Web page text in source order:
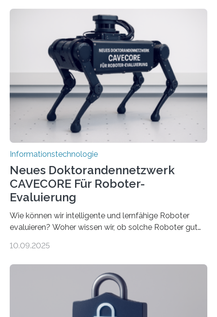
stellt die heutige Computertechnik vor
Herausforderungen. Herkömmliche Silizium-
Prozessoren stoßen an ihre Grenzen: Sie verbrauchen
viel Energie, die Speicher- und Verarbeitungseinheiten
sind voneinander getrennt und die Datenübertragung
bremst komplexe Anwendungen aus. Da KI-Modelle
immer größer werden und riesige Datenmengen
verarbeiten müssen, steigt der Bedarf an neuen
Rechenarchitekturen. Neben Quantencomputern
rücken dabei insbesondere…
Informationstechnologie
Neues Doktorandennetzwerk
CAVECORE Für Roboter-
Evaluierung
Wie können wir intelligente und lernfähige Roboter
evaluieren? Woher wissen wir, ob solche Roboter gut
sich CAVECORE – ein neues Marie Skłodowska-Curie
koordiniert wird. Ab dem 1. September werden sich
über einen Zeitraum von vier Jahren insgesamt 15
Promovierende im Rahmen von CAVECORE mit
kognitiven Robotern beschäftigen – also mit Robotern,
10.09.2025